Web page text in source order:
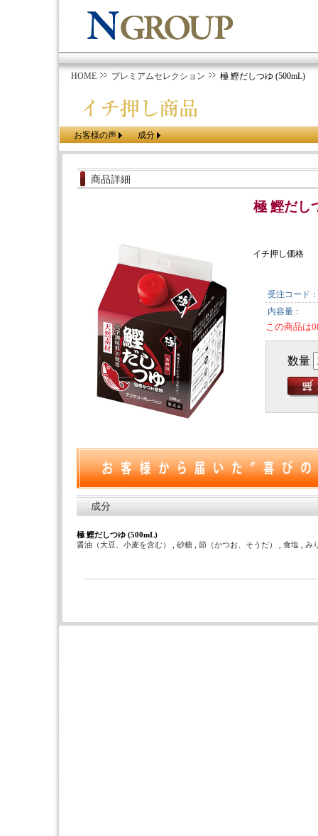
HOME プレミアムセレクション 極 鰹だしつゆ (500mL)
お客様の声 成分
商品詳細
極 鰹だし
イチ押し価格
受注コード：
内容量：
この商品は
数量
成分
極 鰹だしつゆ (500mL)
醤油（大豆、小麦を含む）
砂糖 節（かつお、そうだ） 食塩 み